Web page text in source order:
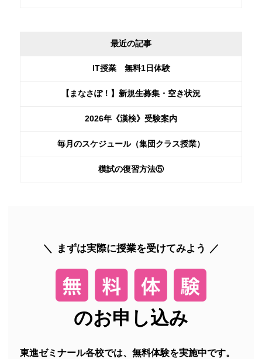
最近の記事
IT授業 無料1日体験
【まなさぽ！】新規生募集・空き状況
2026年《漢検》受験案内
毎月のスケジュール（集団クラス授業）
模試の復習方法⑤
まずは実際に授業を受けてみよう
のお申し込み
東進ゼミナール各校では、無料体験を実施中です。